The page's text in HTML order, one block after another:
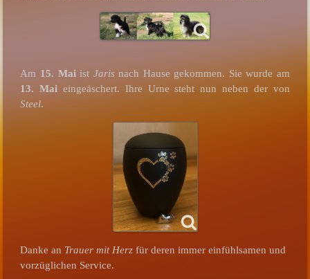
Am 15. Mai ist Jarisnach Hause gekommen. Sie wurde am
13. Mai eingeäschert. Ihre Urne steht nun neben der von
Steel.
Danke an Trauer mit Herz für deren immer einfühlsamen und
vorzüglichen Service.